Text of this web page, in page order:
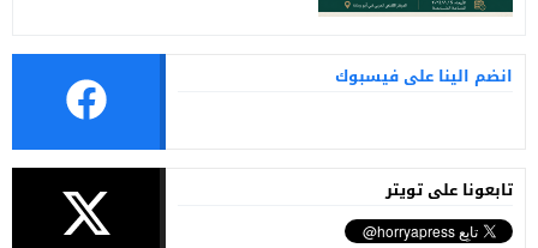
انضم الينا على فيسبوك
تابعونا على تويتر